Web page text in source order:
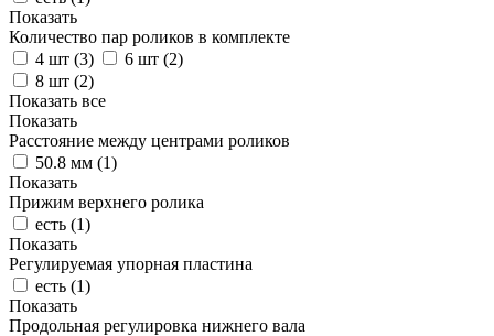
Показать
Количество пар роликов в комплекте
4 шт (3) 6 шт (2)
8 шт (2)
Показать все
Показать
Расстояние между центрами роликов
50.8 мм (1)
Показать
Прижим верхнего ролика
есть (1)
Показать
Регулируемая упорная пластина
есть (1)
Показать
Продольная регулировка нижнего вала